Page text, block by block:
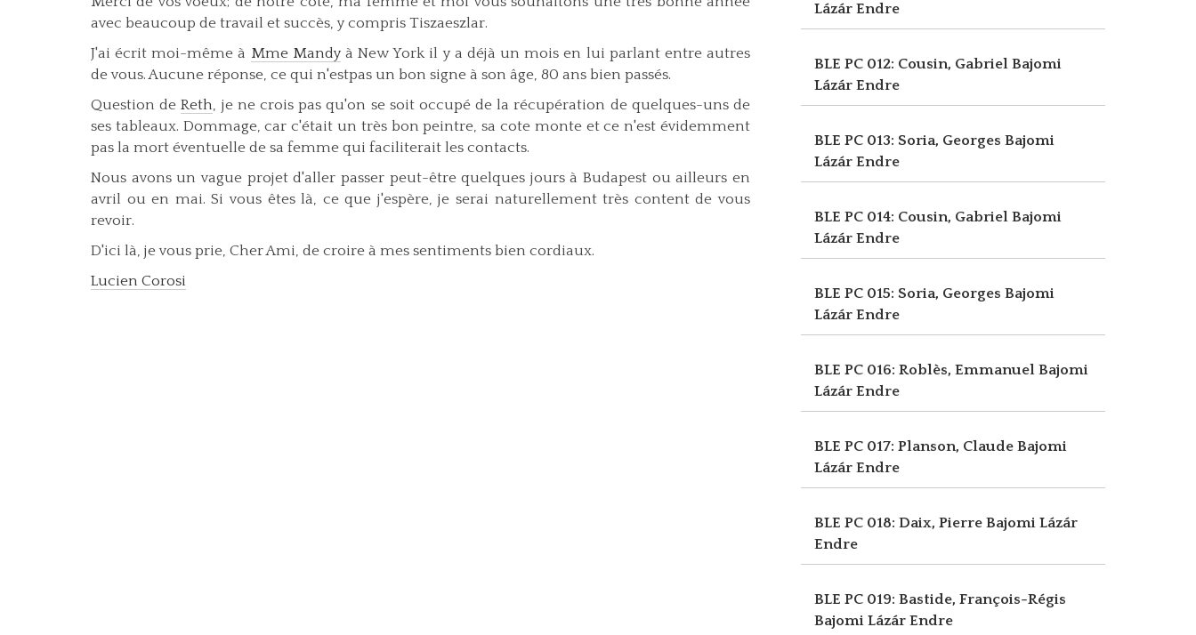
avec beaucoup de travail et succès, y compris Tiszaeszlar.
J'ai écrit moi-même à Mme Mandyà New York il y a déjà un mois en lui parlant entre autres
de vous. Aucune réponse, ce qui n'estpas un bon signe à son âge, 80 ans bien passés.
Question deReth, je ne crois pas qu'on se soit occupé de la récupération de quelques-uns de
ses tableaux. Dommage, car c'était un très bon peintre, sa cote monte et ce n'est évidemment
pas la mort éventuelle de sa femme qui faciliterait les contacts.
Nous avons un vague projet d'aller passer peut-être quelques jours à Budapest ou ailleurs en
avril ou en mai. Si vous êtes là, ce que j'espère, je serai naturellement très content de vous
revoir.
D'ici là, je vous prie, Cher Ami, de croire à mes sentiments bien cordiaux.
Lucien Corosi
Lázár Endre
BLE PC 012: Cousin, Gabriel Bajomi
Lázár Endre
BLE PC 013: Soria, Georges Bajomi
Lázár Endre
BLE PC 014: Cousin, Gabriel Bajomi
Lázár Endre
BLE PC 015: Soria, Georges Bajomi
Lázár Endre
BLE PC 016: Roblès, Emmanuel Bajomi
Lázár Endre
BLE PC 017: Planson, Claude Bajomi
Lázár Endre
BLE PC 018: Daix, Pierre Bajomi Lázár
Endre
BLE PC 019: Bastide, François-Régis
Bajomi Lázár Endre